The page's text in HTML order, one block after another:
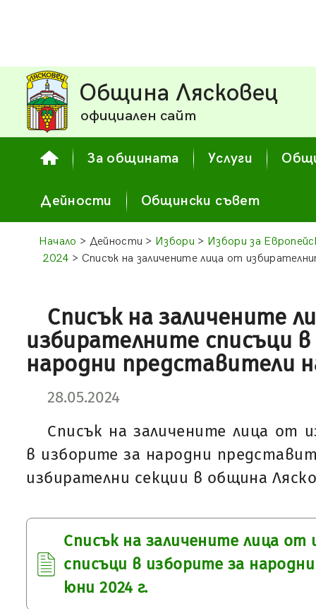
Община Лясковец
официален сайт
За общината Услуги
Дейности Общински съвет
Начало > Дейности > Избори > Избори за
2024 > Списък на заличените лица от
Списък на заличените
избирателните списъци
народни представители
28.05.2024
Списък на заличените лица от
в изборите за народни
избирателни секции в община
Списък на заличените лица от
списъци в изборите за
юни 2024 г.